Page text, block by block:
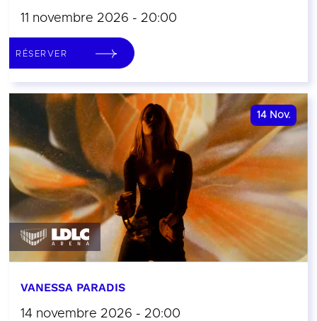
11 novembre 2026 - 20:00
RÉSERVER
14 Nov.
VANESSA PARADIS
14 novembre 2026 - 20:00